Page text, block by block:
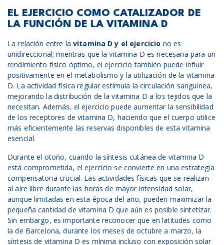
EL EJERCICIO COMO CATALIZADOR DE
LA FUNCIÓN DE LA VITAMINA D
La relación entre la vitamina D y el ejercicio no es
unidireccional; mientras que la vitamina D es necesaria para un
rendimiento físico óptimo, el ejercicio también puede influir
positivamente en el metabolismo y la utilización de la vitamina
D. La actividad física regular estimula la circulación sanguínea,
mejorando la distribución de la vitamina D a los tejidos que la
necesitan. Además, el ejercicio puede aumentar la sensibilidad
de los receptores de vitamina D, haciendo que el cuerpo utilice
más eficientemente las reservas disponibles de esta vitamina
esencial.
Durante el otoño, cuando la síntesis cutánea de vitamina D
está comprometida, el ejercicio se convierte en una estrategia
compensatoria crucial. Las actividades físicas que se realizan
al aire libre durante las horas de mayor intensidad solar,
aunque limitadas en esta época del año, pueden maximizar la
pequeña cantidad de vitamina D que aún es posible sintetizar.
Sin embargo, es importante reconocer que en latitudes como
la de Barcelona, durante los meses de octubre a marzo, la
síntesis de vitamina D es mínima incluso con exposición solar